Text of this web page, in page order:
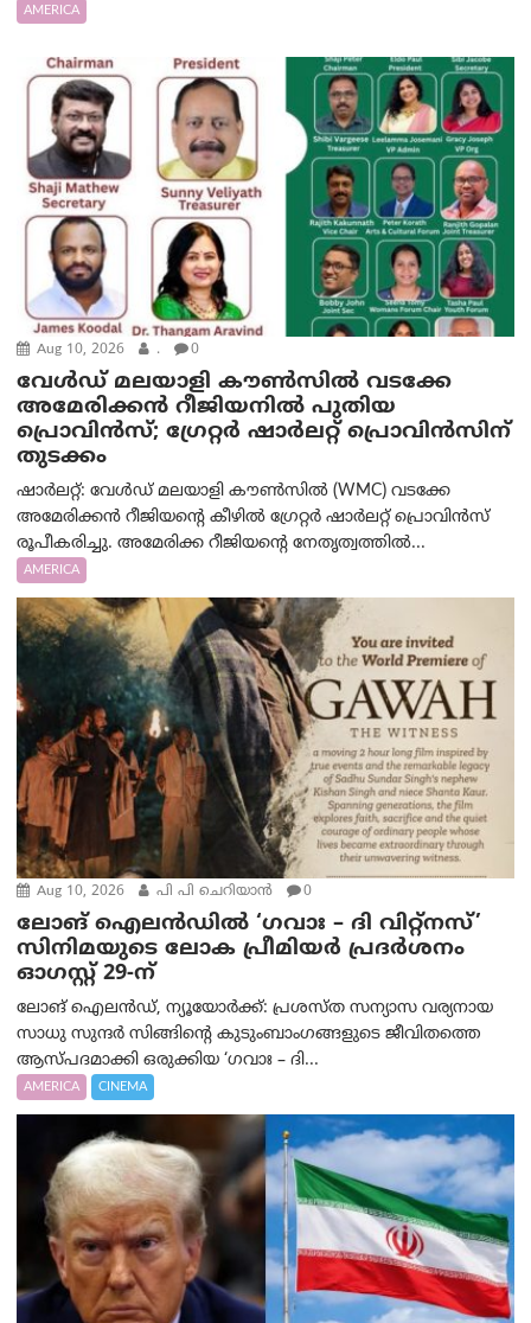
AMERICA
Aug 10, 2026 . 0
വേൾഡ് മലയാളി കൗൺസിൽ വടക്കേ
അമേരിക്കൻ റീജിയനിൽ പുതിയ
പ്രൊവിൻസ്; ഗ്രേറ്റർ ഷാർലറ്റ് പ്രൊവിൻസിന്
തുടക്കം
ഷാർലറ്റ്: വേൾഡ് മലയാളി കൗൺസിൽ (WMC) വടക്കേ
അമേരിക്കൻ റീജിയന്റെ കീഴിൽ ഗ്രേറ്റർ ഷാർലറ്റ് പ്രൊവിൻസ്
രൂപീകരിച്ചു. അമേരിക്ക റീജിയന്റെ നേതൃത്വത്തിൽ...
AMERICA
Aug 10, 2026 പി പി ചെറിയാൻ 0
ലോങ് ഐലൻഡിൽ ‘ഗവാഃ – ദി വിറ്റ്‌നസ്’
സിനിമയുടെ ലോക പ്രീമിയർ പ്രദർശനം
ഓഗസ്റ്റ് 29-ന്
ലോങ് ഐലൻഡ്, ന്യൂയോർക്ക്: പ്രശസ്ത സന്യാസ വര്യനായ
സാധു സുന്ദർ സിങ്ങിന്റെ കുടുംബാംഗങ്ങളുടെ ജീവിതത്തെ
ആസ്പദമാക്കി ഒരുക്കിയ ‘ഗവാഃ – ദി...
AMERICA CINEMA